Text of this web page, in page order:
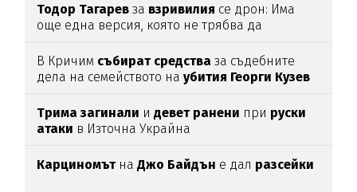
Тодор Тагарев за взривилия се дрон: Има
още една версия, която не трябва да
В Кричим събират средства за съдебните
дела на семейството наубития Георги Кузев
Трима загинали идевет ранени при руски
атаки в Източна Украйна
КарциномътнаДжо Байдън е дал разсейки